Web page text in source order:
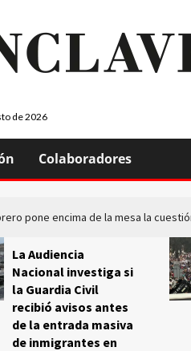
de 2026
Colaboradores
pone encima de la mesa la
La Audiencia
Nacional investiga si
la Guardia Civil
recibió avisos antes
de la entrada masiva
de inmigrantes en